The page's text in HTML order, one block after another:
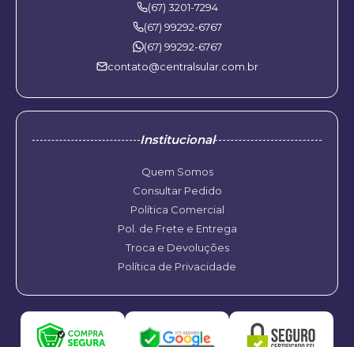
(67) 3201-7294
(67) 99292-6767
(67) 99292-6767
contato@centralsular.com.br
Institucional
Quem Somos
Consultar Pedido
Política Comercial
Pol. de Frete e Entrega
Troca e Devoluções
Política de Privacidade